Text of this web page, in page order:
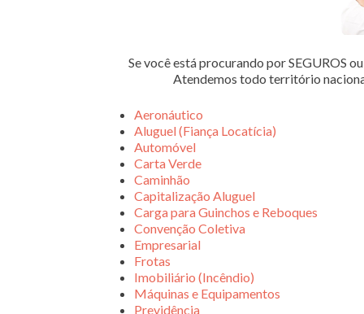
Se você está procurando por SEGUROS
Atendemos todo território
Aeronáutico
Aluguel (Fiança Locatícia)
Automóvel
Carta Verde
Caminhão
Capitalização Aluguel
Carga para Guinchos e Reboques
Convenção Coletiva
Empresarial
Frotas
Imobiliário (Incêndio)
Máquinas e Equipamentos
Previdência